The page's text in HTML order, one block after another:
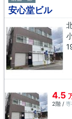
安心堂ビル
4.5
2階 /